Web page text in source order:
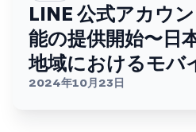
LINE 公式アカウ
能の提供開始〜日
地域におけるモバ
の顧客とのつなが
2024年10月23日